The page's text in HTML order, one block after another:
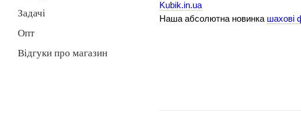
Kubik.in.ua
Наша абсолютна новинка шахові
Задачі
Опт
Відгуки про магазин